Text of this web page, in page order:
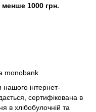
1000 грн.
monobank
інтернет-
сертифікована в
в хлібобулочній та